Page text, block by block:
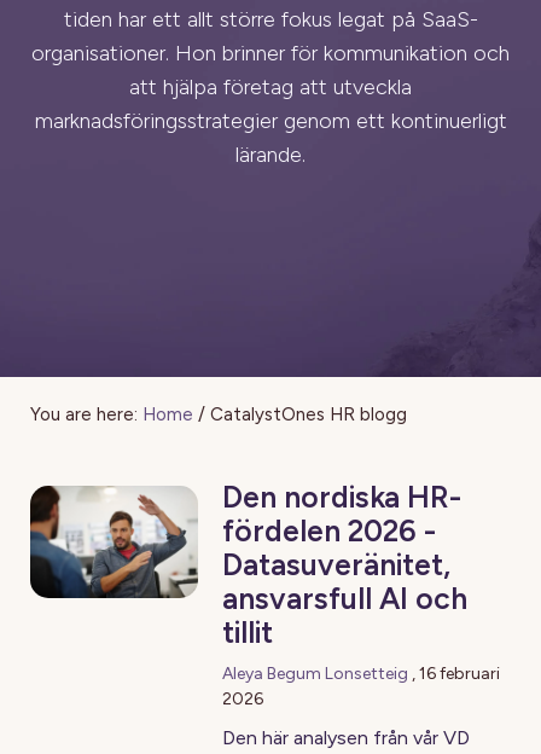
tiden har ett allt större fokus legat på SaaS-
organisationer. Hon brinner för kommunikation och
att hjälpa företag att utveckla
marknadsföringsstrategier genom ett kontinuerligt
lärande.
You are here: Home / CatalystOnes HR blogg
Den nordiska HR-
fördelen 2026 -
Datasuveränitet,
ansvarsfull AI och
tillit
Aleya Begum Lonsetteig ,16 februari
2026
Den här analysen från vår VD